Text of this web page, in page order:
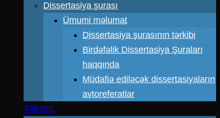
Dissertasiya şurası
Ümumi məlumat
Dissertasiya şurasının tərkibi
Birdəfəlik Dissertasiya Şuraları
haqqında
Müdafiə ediləcək dissertasiyaların
avtoreferatlar
TƏHSİL